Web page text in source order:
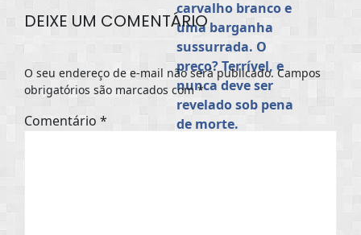
DEIXE UM COMENTÁRIO
O seu endereço de e-mail não será publicado. Campos
obrigatórios são marcados com*
Comentário *